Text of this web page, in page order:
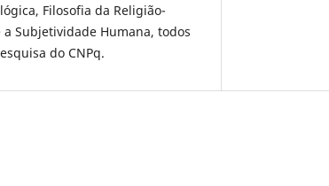
Filosofia da Religião-
Subjetividade Humana, todos
do CNPq.